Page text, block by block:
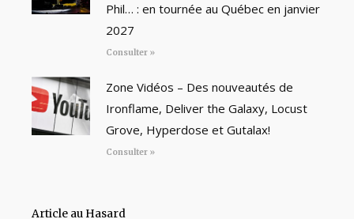
Phil… : en tournée au Québec en janvier
2027
Consulter »
Zone Vidéos – Des nouveautés de
Ironflame, Deliver the Galaxy, Locust
Grove, Hyperdose et Gutalax!
Consulter »
Article au Hasard